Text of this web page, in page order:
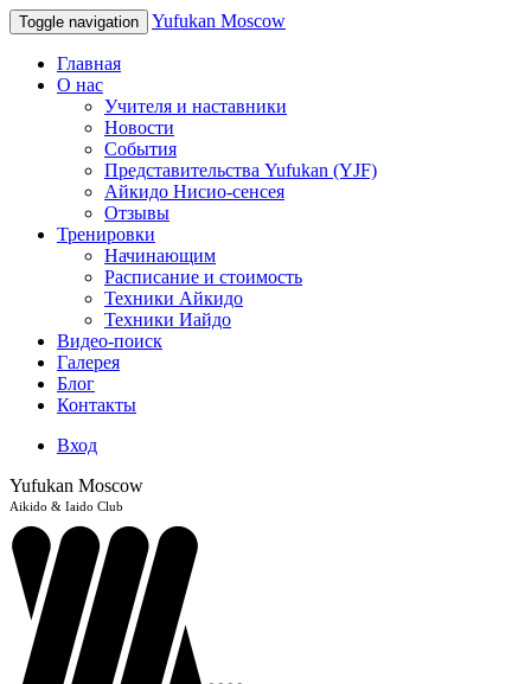
Toggle navigation Yufukan Moscow
Главная
О нас
Учителя и наставники
Новости
События
Представительства Yufukan (YJF)
Айкидо Нисио-сенсея
Отзывы
Тренировки
Начинающим
Расписание и стоимость
Техники Айкидо
Техники Иайдо
Видео-поиск
Галерея
Блог
Контакты
Вход
Yufukan Moscow
Aikido & Iaido Club